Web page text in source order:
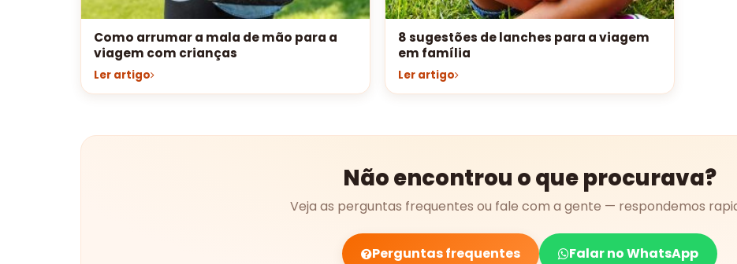
Como arrumar a mala de mão para a
viagem com crianças
Ler artigo
8 sugestões de lanches para a viagem
em família
Ler artigo
Não encontrou o que procurava?
Veja as perguntas frequentes ou fale com a gente — respondemos
Perguntas frequentes Falar no WhatsApp